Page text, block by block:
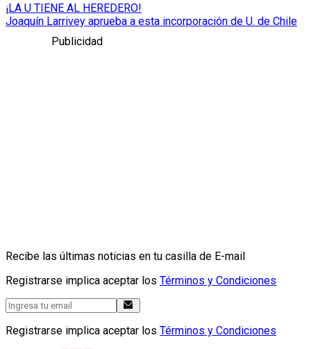
¡LA U TIENE AL HEREDERO!
Joaquín Larrivey aprueba a esta incorporación de U. de Chile
Publicidad
Recibe las últimas noticias en tu casilla de E-mail
Registrarse implica aceptar los Términos y Condiciones
Registrarse implica aceptar los Términos y Condiciones